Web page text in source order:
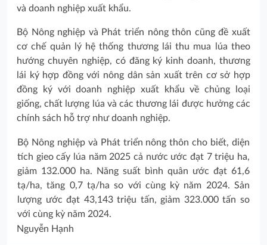
và doanh nghiệp xuất khẩu.
Bộ Nông nghiệp và Phát triển nông thôn cũng đề xuất
cơ chế quản lý hệ thống thương lái thu mua lúa theo
hướng chuyên nghiệp, có đăng ký kinh doanh, thương
lái ký hợp đồng với nông dân sản xuất trên cơ sở hợp
đồng ký với doanh nghiệp xuất khẩu về chủng loại
giống, chất lượng lúa và các thương lái được hưởng các
chính sách hỗ trợ như doanh nghiệp.
Bộ Nông nghiệp và Phát triển nông thôn cho biết, diện
tích gieo cấy lúa năm 2025 cả nước ước đạt 7 triệu ha,
giảm 132.000 ha. Năng suất bình quân ước đạt 61,6
tạ/ha, tăng 0,7 tạ/ha so với cùng kỳ năm 2024. Sản
lượng ước đạt 43,143 triệu tấn, giảm 323.000 tấn so
với cùng kỳ năm 2024.
Nguyễn Hạnh